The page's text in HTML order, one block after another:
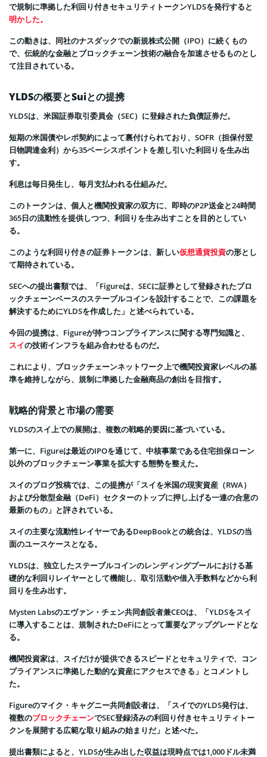
で規制に準拠した利回り付きセキュリティトークンYLDSを発行すると
明かした。
この動きは、同社のナスダックでの新規株式公開（IPO）に続くもの
で、伝統的な金融とブロックチェーン技術の融合を加速させるものとし
て注目されている。
YLDSの概要とSuiとの提携
YLDSは、米国証券取引委員会（SEC）に登録された負債証券だ。
短期の米国債やレポ契約によって裏付けられており、SOFR（担保付翌
日物調達金利）から35ベーシスポイントを差し引いた利回りを生み出
す。
利息は毎日発生し、毎月支払われる仕組みだ。
このトークンは、個人と機関投資家の双方に、即時のP2P送金と24時間
365日の流動性を提供しつつ、利回りを生み出すことを目的としてい
る。
このような利回り付きの証券トークンは、新しい仮想通貨投資の形とし
て期待されている。
SECへの提出書類では、「Figureは、SECに証券として登録されたブロ
ックチェーンベースのステーブルコインを設計することで、この課題を
解決するためにYLDSを作成した」と述べられている。
今回の提携は、Figureが持つコンプライアンスに関する専門知識と、
スイの技術インフラを組み合わせるものだ。
これにより、ブロックチェーンネットワーク上で機関投資家レベルの基
準を維持しながら、規制に準拠した金融商品の創出を目指す。
戦略的背景と市場の需要
YLDSのスイ上での展開は、複数の戦略的要因に基づいている。
第一に、Figureは最近のIPOを通じて、中核事業である住宅担保ローン
以外のブロックチェーン事業を拡大する態勢を整えた。
スイのブログ投稿では、この提携が「スイを米国の現実資産（RWA）
および分散型金融（DeFi）セクターのトップに押し上げる一連の合意の
最新のもの」と評されている。
スイの主要な流動性レイヤーであるDeepBookとの統合は、YLDSの当
面のユースケースとなる。
YLDSは、独立したステーブルコインのレンディングプールにおける基
礎的な利回りレイヤーとして機能し、取引活動や借入手数料などから利
回りを生み出す。
Mysten Labsのエヴァン・チェン共同創設者兼CEOは、「YLDSをスイ
に導入することは、規制されたDeFiにとって重要なアップグレードとな
る。
機関投資家は、スイだけが提供できるスピードとセキュリティで、コン
プライアンスに準拠した動的な資産にアクセスできる」とコメントし
た。
Figureのマイク・キャグニー共同創設者は、「スイでのYLDS発行は、
複数のブロックチェーンでSEC登録済みの利回り付きセキュリティトー
クンを展開する広範な取り組みの始まりだ」と述べた。
提出書類によると、YLDSが生み出した収益は現時点では1,000ドル未満